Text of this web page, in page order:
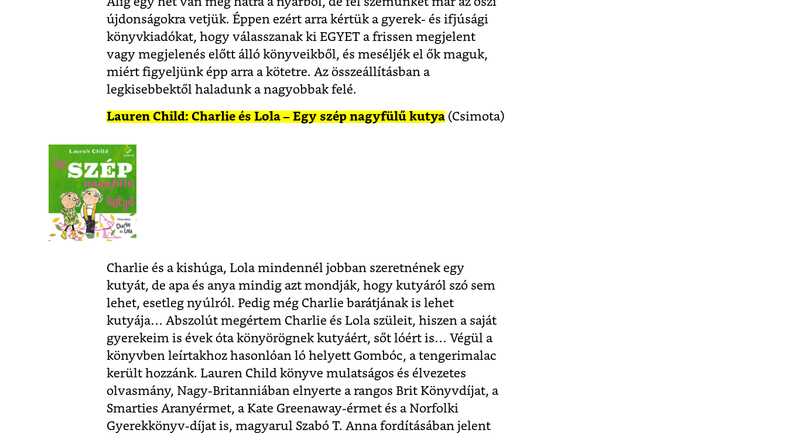
újdonságokra vetjük. Éppen ezért arra kértük a gyerek- és ifjúsági
könyvkiadókat, hogy válasszanak ki EGYET a frissen megjelent
vagy megjelenés előtt álló könyveikből, és meséljék el ők maguk,
miért figyeljünk épp arra a kötetre. Az összeállításban a
legkisebbektől haladunk a nagyobbak felé.
Lauren Child: Charlie és Lola – Egy szép nagyfülű kutya (Csimota)
Charlie és a kishúga, Lola mindennél jobban szeretnének egy
kutyát, de apa és anya mindig azt mondják, hogy kutyáról szó sem
lehet, esetleg nyúlról. Pedig még Charlie barátjának is lehet
kutyája… Abszolút megértem Charlie és Lola szüleit, hiszen a saját
gyerekeim is évek óta könyörögnek kutyáért, sőt lóért is… Végül a
könyvben leírtakhoz hasonlóan ló helyett Gombóc, a tengerimalac
került hozzánk. Lauren Child könyve mulatságos és élvezetes
olvasmány, Nagy-Britanniában elnyerte a rangos Brit Könyvdíjat, a
Smarties Aranyérmet, a Kate Greenaway-érmet és a Norfolki
Gyerekkönyv-díjat is, magyarul Szabó T. Anna fordításában jelent